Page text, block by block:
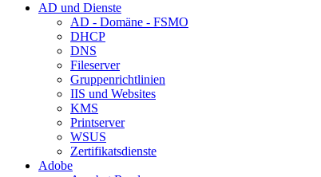
AD und Dienste
AD - Domäne - FSMO
DHCP
DNS
Fileserver
Gruppenrichtlinien
IIS und Websites
KMS
Printserver
WSUS
Zertifikatsdienste
Adobe